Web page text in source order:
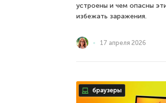
устроены и чем опасны
избежать заражения.
17 апреля 2026
браузеры